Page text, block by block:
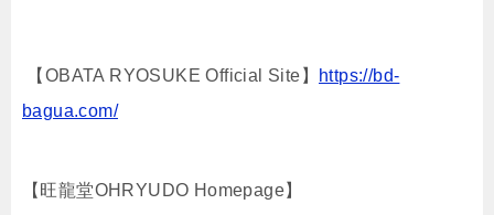
【OBATA RYOSUKE Official Site】
https://bd-
bagua.com/
【旺龍堂OHRYUDO Homepage】